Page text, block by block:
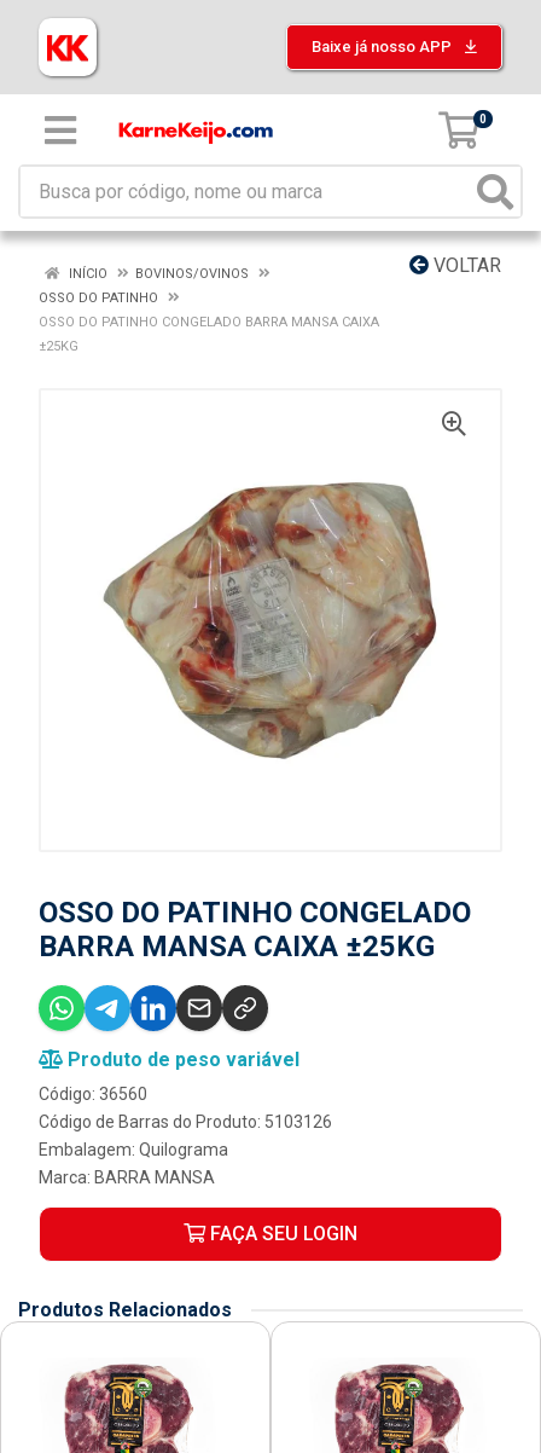
Baixe já nosso APP
0
VOLTAR
INÍCIO
BOVINOS/OVINOS
OSSO DO PATINHO
OSSO DO PATINHO CONGELADO BARRA MANSA CAIXA
±25KG
OSSO DO PATINHO CONGELADO
BARRA MANSA CAIXA ±25KG
Produto de peso variável
Código: 36560
Código de Barras do Produto: 5103126
Embalagem: Quilograma
Marca: BARRA MANSA
FAÇA SEU LOGIN
Produtos Relacionados